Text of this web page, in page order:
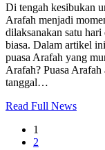
Di tengah kesibukan
Arafah menjadi
dilaksanakan satu hari
biasa. Dalam artikel
puasa Arafah yang
Arafah? Puasa Arafah
tanggal…
Read Full News
1
2